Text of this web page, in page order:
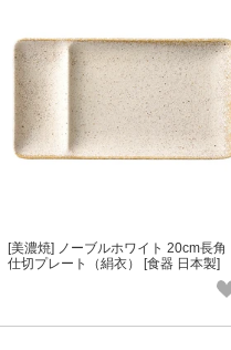
[美濃焼] ノーブルホワイト 20cm長角
仕切プレート（絹衣） [食器 日本製]